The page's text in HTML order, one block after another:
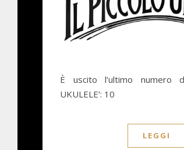
È uscito l’ultimo numero
UKULELE’: 10
LEGGI